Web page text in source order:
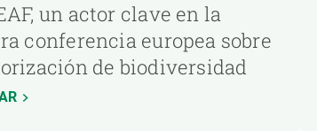
un actor clave en la
conferencia europea sobre
de biodiversidad